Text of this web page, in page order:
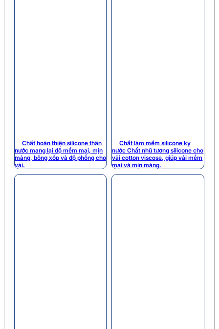
Chất hoàn thiện silicone thân
nước mang lại độ mềm mại, mịn
màng, bông xốp và độ phồng cho
vải.
Chất làm mềm silicone kỵ
nước Chất nhũ tương silicone cho
vải cotton viscose, giúp vải mềm
mại và mịn màng.